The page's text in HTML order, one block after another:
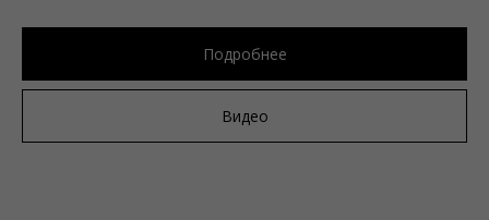
Подробнее
Видео